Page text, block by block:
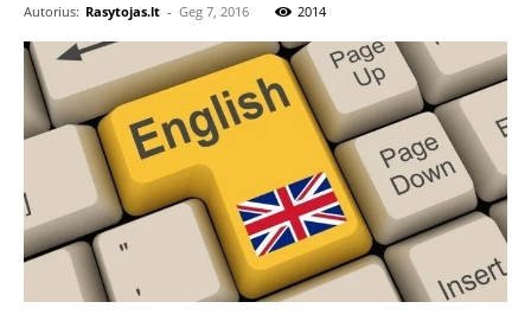
Autorius: Rasytojas.lt - Geg 7, 2016 2014